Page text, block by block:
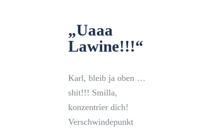
„Uaaa
Lawine!!!“
Karl, bleib ja oben …
shit!!! Smilla,
konzentrier dich!
Verschwindepunkt